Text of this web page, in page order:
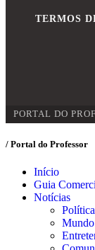
TERMOS
PORTAL DO
/ Portal do Professor
Início
Guia
Notícias
Política
Mundo